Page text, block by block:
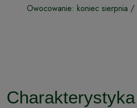
Owocowanie: koniec sierpnia /